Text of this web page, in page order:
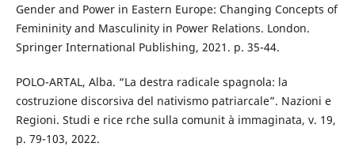
Gender and Power in Eastern Europe: Changing Concepts of
Femininity and Masculinity in Power Relations. London.
Springer International Publishing, 2021. p. 35-44.
POLO-ARTAL, Alba. “La destra radicale spagnola: la
costruzione discorsiva del nativismo patriarcale”. Nazioni e
Regioni. Studi e rice rche sulla comunit à immaginata, v. 19,
p. 79-103, 2022.